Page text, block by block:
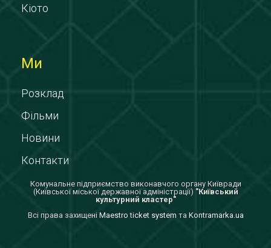
Кіото
Ми
Розклад
Фільми
Новини
Контакти
Комунальне підприємство виконавчого органу Київради
(Київської міської державної адміністрації) "Київський
культурний кластер"
Всi права захищенi Maestro ticket system та Kontramarka.ua